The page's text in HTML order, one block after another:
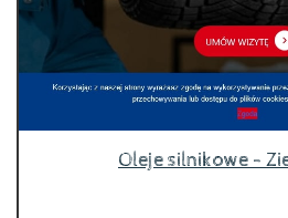
Oleje silnikowe -